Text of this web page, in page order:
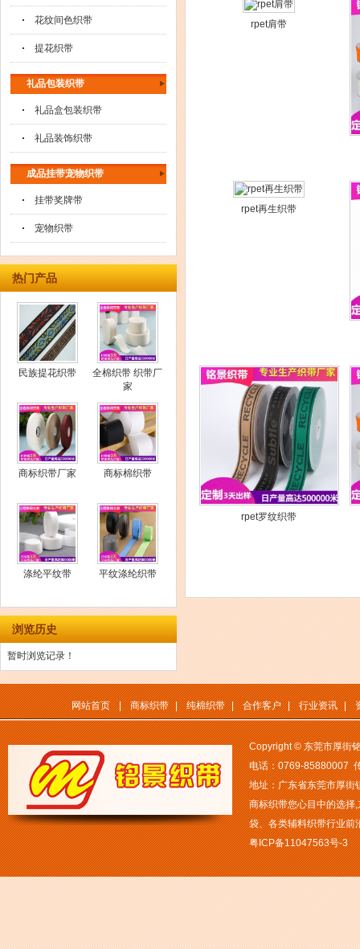
花纹间色织带
提花织带
礼品包装织带
礼品盒包装织带
礼品装饰织带
成品挂带宠物织带
挂带奖牌带
宠物织带
热门产品
民族提花织带
全棉织带 织带厂
家
商标织带厂家 商标棉织带
涤纶平纹带 平纹涤纶织带
浏览历史
暂时浏览记录！
rpet肩带
rpet再生织带
rpet罗纹织带
网站首页 | 商标织带 | 纯棉织带 | 合作客户 | 行业资讯 |
Copyright © 东莞市厚街
电话：0769-85880007
地址：广东省东莞市厚
商标织带您心目中的选择
袋、各类辅料织带行业前
粤ICP备11047563号-3